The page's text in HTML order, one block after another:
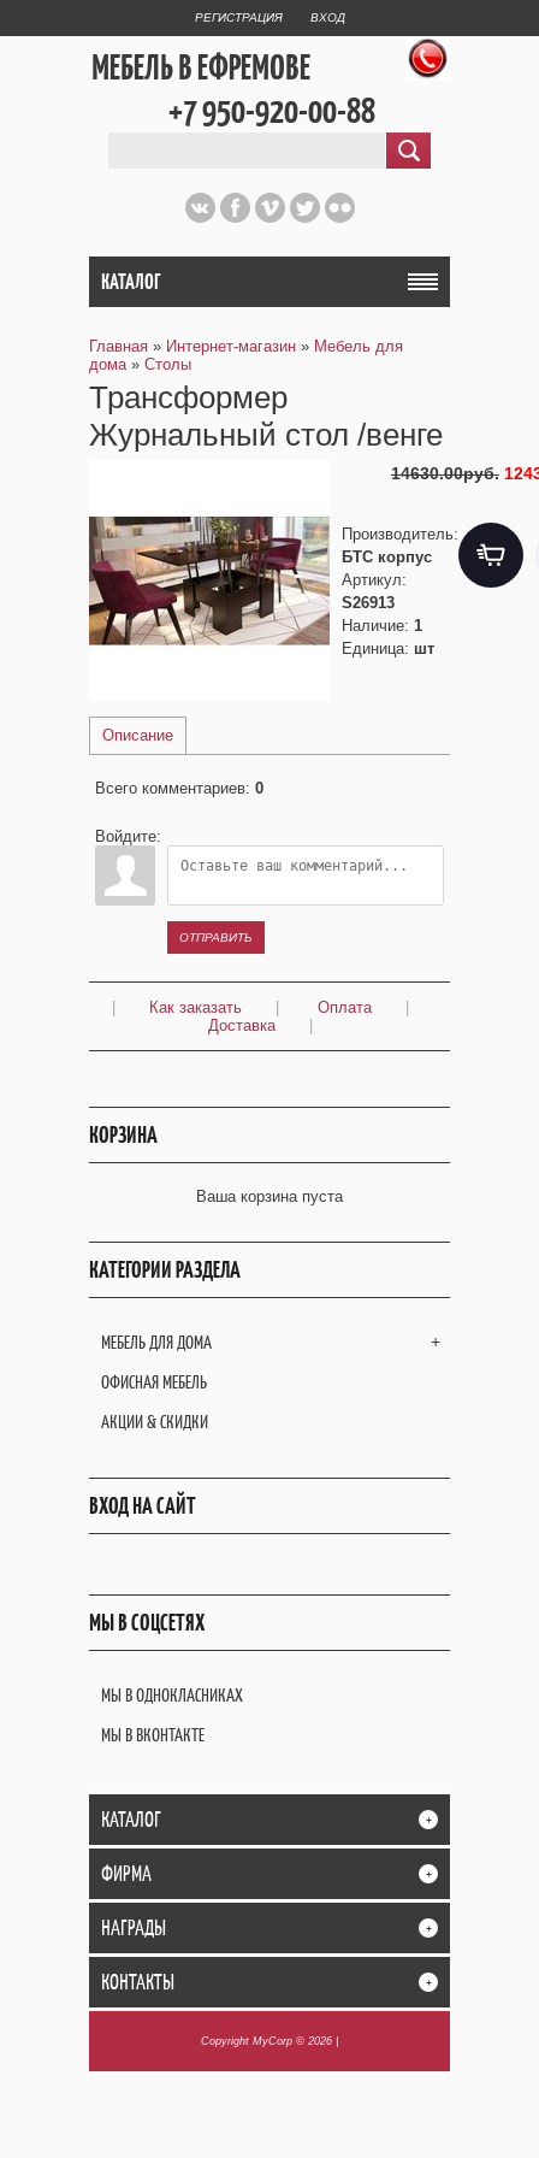
РЕГИСТРАЦИЯ ВХОД
МЕБЕЛЬ В ЕФРЕМОВЕ
+7 950-920-00-88
КАТАЛОГ
Главная » Интернет-магазин » Мебель для
дома » Столы
Трансформер
Журнальный стол /венге
14630.00руб.
Производитель:
БТС корпус
Артикул:
S26913
Наличие: 1
Единица: шт
Описание
Всего комментариев: 0
Войдите:
ОТПРАВИТЬ
| Как заказать | Оплата
|
Доставка
|
КОРЗИНА
Ваша корзина пуста
КАТЕГОРИИ РАЗДЕЛА
+
МЕБЕЛЬ ДЛЯ ДОМА
ОФИСНАЯ МЕБЕЛЬ
АКЦИИ & СКИДКИ
ВХОД НА САЙТ
МЫ В СОЦСЕТЯХ
МЫ В ОДНОКЛАСНИКАХ
МЫ В ВКОНТАКТЕ
КАТАЛОГ +
ФИРМА +
НАГРАДЫ +
КОНТАКТЫ +
Copyright MyCorp © 2026